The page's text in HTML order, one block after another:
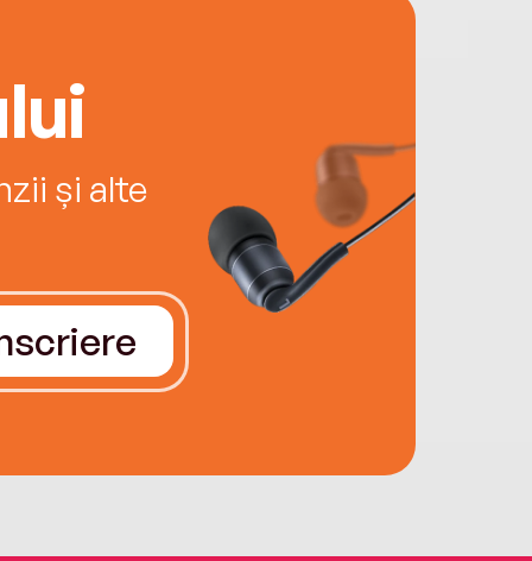
și alte